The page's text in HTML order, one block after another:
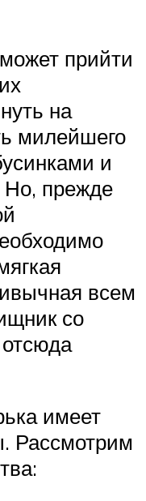
прийти
на
милейшего
и
Но, прежде
всем
со
имеет
Рассмотрим